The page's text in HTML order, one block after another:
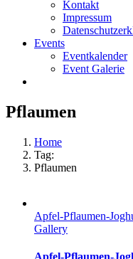
Kontakt
Impressum
Events
Eventkalender
Event Galerie
Pflaumen
Home
Tag:
Pflaumen
Apfel-Pflaumen-
Gallery
Apfel-Pflaumen-